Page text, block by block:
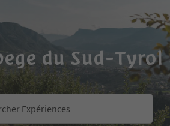
du Sud-Tyrol
Expériences